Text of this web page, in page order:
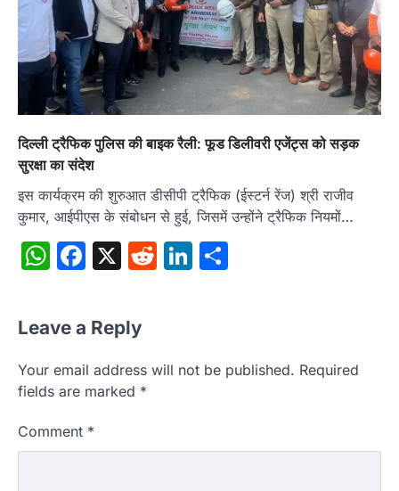
दिल्ली ट्रैफिक पुलिस की बाइक रैली: फूड डिलीवरी एजेंट्स को सड़क
सुरक्षा का संदेश
इस कार्यक्रम की शुरुआत डीसीपी ट्रैफिक (ईस्टर्न रेंज) श्री राजीव
कुमार, आईपीएस के संबोधन से हुई, जिसमें उन्होंने ट्रैफिक नियमों…
WhatsApp
Facebook
X RedditLinkedIn
Leave a Reply
Your email address will not be published. Required
fields are marked *
Comment *